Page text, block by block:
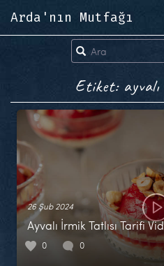
Arda'nın Mutfağı
Etiket:
26 Şub 2024
Ayvalı İrmik Tatlısı Tarifi
0 0